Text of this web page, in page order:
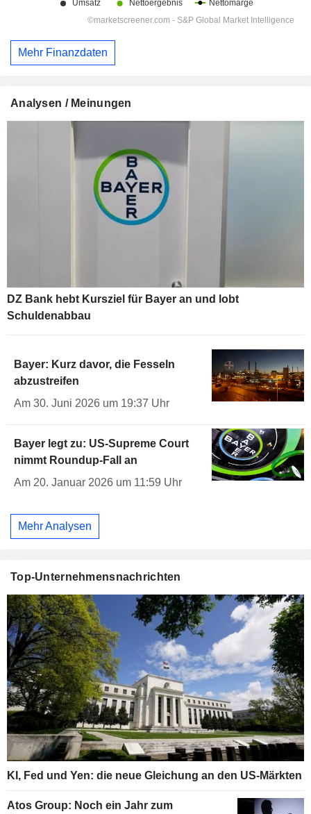
Mehr Finanzdaten
Analysen / Meinungen
DZ Bank hebt Kursziel für Bayer an und lobt
Schuldenabbau
Bayer: Kurz davor, die Fesseln
abzustreifen
Am 30. Juni 2026 um 19:37 Uhr
Bayer legt zu: US-Supreme Court
nimmt Roundup-Fall an
Am 20. Januar 2026 um 11:59 Uhr
Mehr Analysen
Top-Unternehmensnachrichten
KI, Fed und Yen: die neue Gleichung an den US-Märkten
Atos Group: Noch ein Jahr zum